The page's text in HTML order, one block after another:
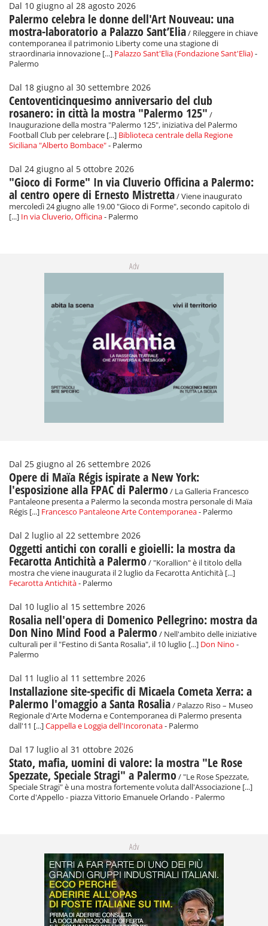
Dal 10 giugno al 28 agosto 2026
Palermo celebra le donne dell'Art Nouveau: una
mostra-laboratorio a Palazzo Sant’Elia/ Rileggere in chiave
contemporanea il patrimonio Liberty come una stagione di
straordinaria innovazione [...] Palazzo Sant'Elia (Fondazione Sant'Elia)-
Palermo
Dal 18 giugno al 30 settembre 2026
Centoventicinquesimo anniversario del club
rosanero: in città la mostra "Palermo 125" /
Inaugurazione della mostra "Palermo 125", iniziativa del Palermo
Football Club per celebrare [...] Biblioteca centrale della Regione
Siciliana "Alberto Bombace"- Palermo
Dal 24 giugno al 5 ottobre 2026
"Gioco di Forme" In via Cluverio Officina a Palermo:
al centro opere di Ernesto Mistretta/ Viene inaugurato
mercoledì 24 giugno alle 19.00 "Gioco di Forme", secondo capitolo di
[...] In via Cluverio, Officina- Palermo
Adv
Dal 25 giugno al 26 settembre 2026
Opere di Maïa Régis ispirate a New York:
l'esposizione alla FPAC di Palermo/ La Galleria Francesco
Pantaleone presenta a Palermo la seconda mostra personale di Maïa
Régis [...] Francesco Pantaleone Arte Contemporanea- Palermo
Dal 2 luglio al 22 settembre 2026
Oggetti antichi con coralli e gioielli: la mostra da
Fecarotta Antichità a Palermo/ "Korallion" è il titolo della
mostra che viene inaugurata il 2 luglio da Fecarotta Antichità [...]
Fecarotta Antichità- Palermo
Dal 10 luglio al 15 settembre 2026
Rosalia nell'opera di Domenico Pellegrino: mostra da
Don Nino Mind Food a Palermo/ Nell'ambito delle iniziative
culturali per il "Festino di Santa Rosalia", il 10 luglio [...] Don Nino -
Palermo
Dal 11 luglio al 11 settembre 2026
Installazione site-specific di Micaela Cometa Xerra: a
Palermo l'omaggio a Santa Rosalia/ Palazzo Riso – Museo
Regionale d'Arte Moderna e Contemporanea di Palermo presenta
dall'11 [...]Cappella e Loggia dell'Incoronata- Palermo
Dal 17 luglio al 31 ottobre 2026
Stato, mafia, uomini di valore: la mostra "Le Rose
Spezzate, Speciale Stragi" a Palermo/ "Le Rose Spezzate,
Speciale Stragi" è una mostra fortemente voluta dall'Associazione [...]
Corte d'Appello - piazza Vittorio Emanuele Orlando - Palermo
Adv